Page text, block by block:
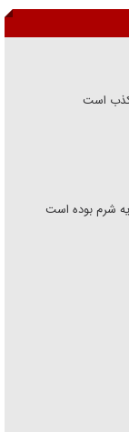
کذب است
شرم بوده است